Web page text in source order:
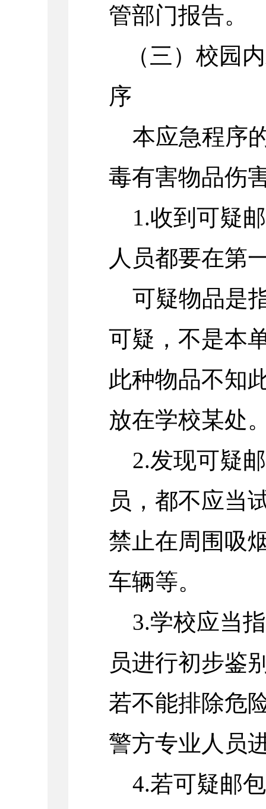
管部门报告。
（三）校园
序
本应急程序
毒有害物品伤
1.收到可疑
人员都要在第
可疑物品是
可疑，不是本
此种物品不知
放在学校某处
2.发现可疑
员，都不应当
禁止在周围吸
车辆等。
3.学校应当
员进行初步鉴
若不能排除危
警方专业人员
4.若可疑邮